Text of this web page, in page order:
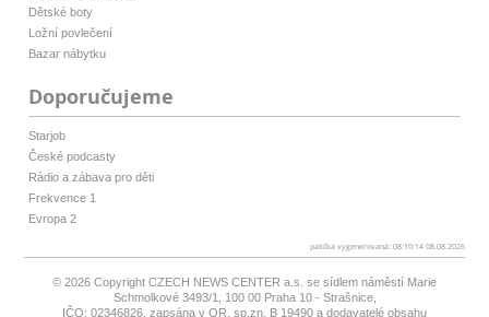
Dětské boty
Ložní povlečení
Bazar nábytku
Doporučujeme
Starjob
České podcasty
Rádio a zábava pro děti
Frekvence 1
Evropa 2
patička vygenerovaná: 08:10:14 08.08.2026
© 2026 Copyright CZECH NEWS CENTER a.s. se sídlem náměstí Marie
Schmolkové 3493/1, 100 00 Praha 10 - Strašnice,
IČO: 02346826, zapsána v OR, sp.zn. B 19490 a dodavatelé obsahu